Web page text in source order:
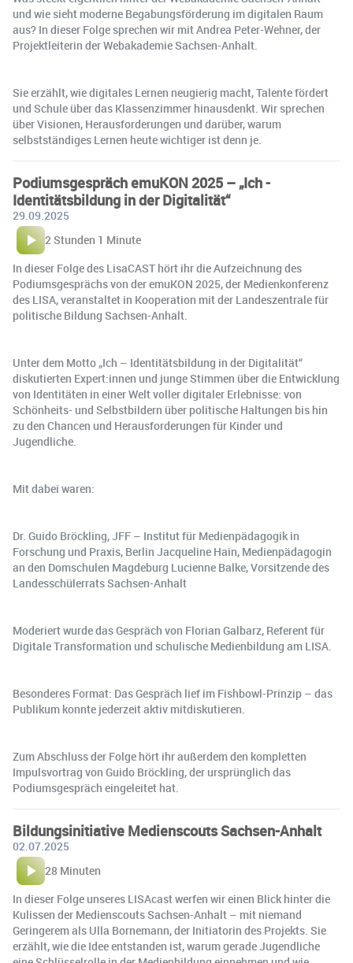
und wie sieht moderne Begabungsförderung im digitalen Raum
aus? In dieser Folge sprechen wir mit Andrea Peter-Wehner, der
Projektleiterin der Webakademie Sachsen-Anhalt.
Sie erzählt, wie digitales Lernen neugierig macht, Talente fördert
und Schule über das Klassenzimmer hinausdenkt. Wir sprechen
über Visionen, Herausforderungen und darüber, warum
selbstständiges Lernen heute wichtiger ist denn je.
Podiumsgespräch emuKON 2025 – „Ich -
Identitätsbildung in der Digitalität“
29.09.2025
2 Stunden 1 Minute
In dieser Folge des LisaCAST hört ihr die Aufzeichnung des
Podiumsgesprächs von der emuKON 2025, der Medienkonferenz
des LISA, veranstaltet in Kooperation mit der Landeszentrale für
politische Bildung Sachsen-Anhalt.
Unter dem Motto „Ich – Identitätsbildung in der Digitalität“
diskutierten Expert:innen und junge Stimmen über die Entwicklung
von Identitäten in einer Welt voller digitaler Erlebnisse: von
Schönheits- und Selbstbildern über politische Haltungen bis hin
zu den Chancen und Herausforderungen für Kinder und
Jugendliche.
Mit dabei waren:
Dr. Guido Bröckling, JFF – Institut für Medienpädagogik in
Forschung und Praxis, Berlin Jacqueline Hain, Medienpädagogin
an den Domschulen Magdeburg Lucienne Balke, Vorsitzende des
Landesschülerrats Sachsen-Anhalt
Moderiert wurde das Gespräch von Florian Galbarz, Referent für
Digitale Transformation und schulische Medienbildung am LISA.
Besonderes Format: Das Gespräch lief im Fishbowl-Prinzip – das
Publikum konnte jederzeit aktiv mitdiskutieren.
Zum Abschluss der Folge hört ihr außerdem den kompletten
Impulsvortrag von Guido Bröckling, der ursprünglich das
Podiumsgespräch eingeleitet hat.
Bildungsinitiative Medienscouts Sachsen-Anhalt
02.07.2025
28 Minuten
In dieser Folge unseres LISAcast werfen wir einen Blick hinter die
Kulissen der Medienscouts Sachsen-Anhalt – mit niemand
Geringerem als Ulla Bornemann, der Initiatorin des Projekts. Sie
erzählt, wie die Idee entstanden ist, warum gerade Jugendliche